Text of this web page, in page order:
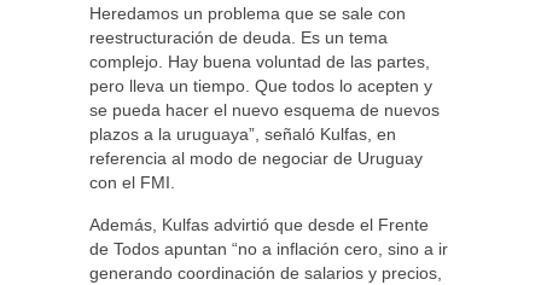
Heredamos un problema que se sale con
reestructuración de deuda. Es un tema
complejo. Hay buena voluntad de las partes,
pero lleva un tiempo. Que todos lo acepten y
se pueda hacer el nuevo esquema de nuevos
plazos a la uruguaya”, señaló Kulfas, en
referencia al modo de negociar de Uruguay
con el FMI.
Además, Kulfas advirtió que desde el Frente
de Todos apuntan “no a inflación cero, sino a ir
generando coordinación de salarios y precios,